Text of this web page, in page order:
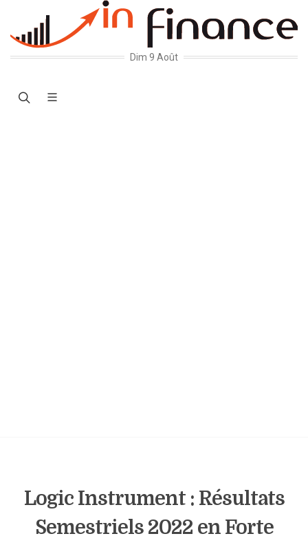
Dim 9 Août
Logic Instrument : Résultats
Semestriels 2022 en Forte